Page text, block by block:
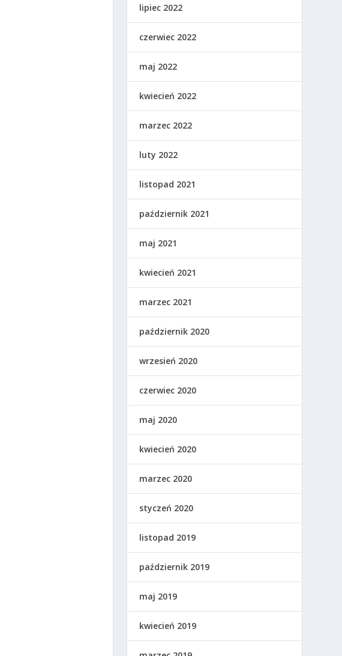
lipiec 2022
czerwiec 2022
maj 2022
kwiecień 2022
marzec 2022
luty 2022
listopad 2021
październik 2021
maj 2021
kwiecień 2021
marzec 2021
październik 2020
wrzesień 2020
czerwiec 2020
maj 2020
kwiecień 2020
marzec 2020
styczeń 2020
listopad 2019
październik 2019
maj 2019
kwiecień 2019